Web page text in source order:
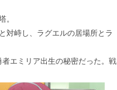
。
対峙し、ラグエルの居場所とラ
エミリア出⽣の秘密だった。戦